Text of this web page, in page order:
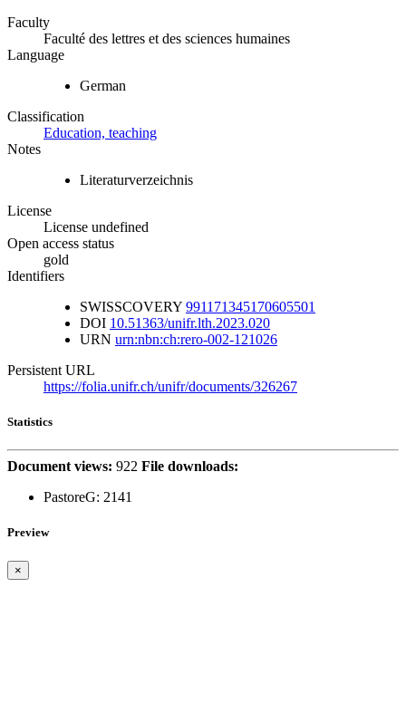
Faculty
Faculté des lettres et des sciences humaines
Language
German
Classification
Education, teaching
Notes
Literaturverzeichnis
License
License undefined
Open access status
gold
Identifiers
SWISSCOVERY 991171345170605501
DOI 10.51363/unifr.lth.2023.020
URN urn:nbn:ch:rero-002-121026
Persistent URL
https://folia.unifr.ch/unifr/documents/326267
Statistics
Document views: 922 File downloads:
PastoreG: 2141
Preview
×